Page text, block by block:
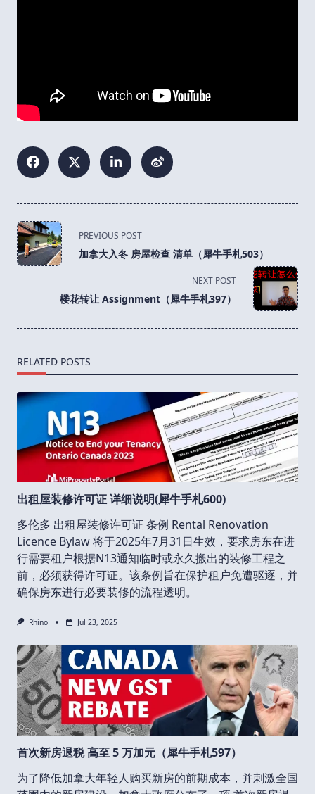
<span
class="nav-
subtitle
PREVIOUS POST
加拿大入冬 房屋检查 清单（犀牛手札503）
NEXT POST
楼花转让 Assignment（犀牛手札397）
RELATED POSTS
出租屋装修许可证 详细说明(犀牛手札600)
多伦多 出租屋装修许可证 条例 Rental Renovation
Licence Bylaw 将于2025年7月31日生效，要求房东在进
行需要租户根据N13通知临时或永久搬出的装修工程之
前，必须获得许可证。该条例旨在保护租户免遭驱逐，并
确保房东进行必要装修的流程透明。
Rhino Jul 23, 2025
首次新房退税 高至 5 万加元（犀牛手札597）
为了降低加拿大年轻人购买新房的前期成本，并刺激全国